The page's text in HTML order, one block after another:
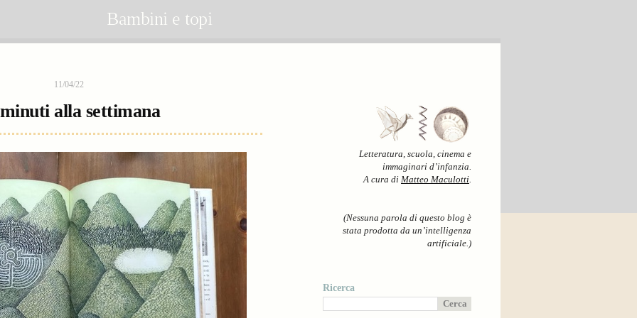
Bambini e topi
11/04/22
alla settimana
Letteratura, scuola, cinema e
immaginari d’infanzia.
A cura di Matteo Maculotti.
(Nessuna parola di questo blog è
stata prodotta da un’intelligenza
artificiale.)
Ricerca